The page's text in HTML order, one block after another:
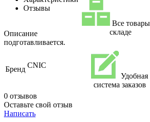
Отзывы
Описание
подготавливается.
Бренд CNIC
0 отзывов
Оставьте свой отзыв
Написать
Все
складе
Удобная
система заказов